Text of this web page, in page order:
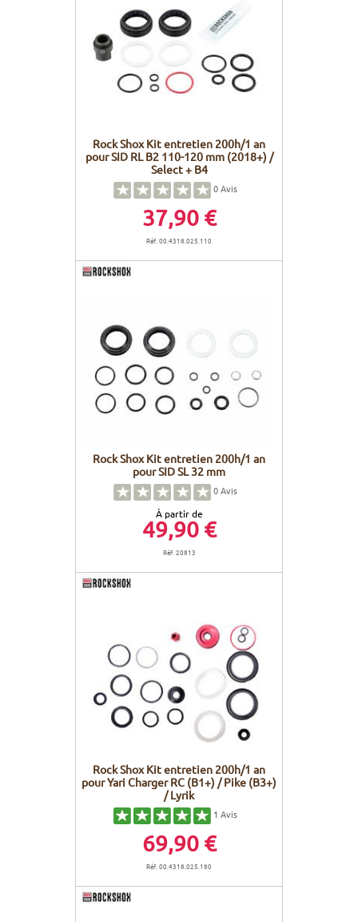
Rock Shox Kit entretien 200h/1 an
pour SID RL B2 110-120 mm (2018+) /
Select + B4
0Avis
37,90 €
Réf. 00.4318.025.110
Rock Shox Kit entretien 200h/1 an
pour SID SL 32 mm
0Avis
À partir de
49,90 €
Réf. 20813
Rock Shox Kit entretien 200h/1 an
pour Yari Charger RC (B1+) / Pike (B3+)
/ Lyrik
1 Avis
69,90 €
Réf. 00.4318.025.180